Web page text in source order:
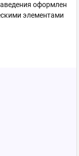
оформлен
элементами